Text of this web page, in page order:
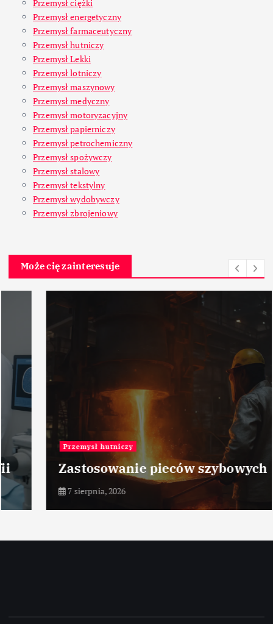
Przemysł ciężki
Przemysł energetyczny
Przemysł farmaceutyczny
Przemysł hutniczy
Przemysł Lekki
Przemysł lotniczy
Przemysł maszynowy
Przemysł medyczny
Przemysł motoryzacyjny
Przemysł papierniczy
Przemysł petrochemiczny
Przemysł spożywczy
Przemysł stalowy
Przemysł tekstylny
Przemysł wydobywczy
Przemysł zbrojeniowy
Może cię zainteresuje
Przemysł hutniczy
Zastosowanie pieców szybowych
7 sierpnia, 2026